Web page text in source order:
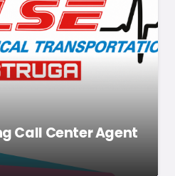
Call Center Agent